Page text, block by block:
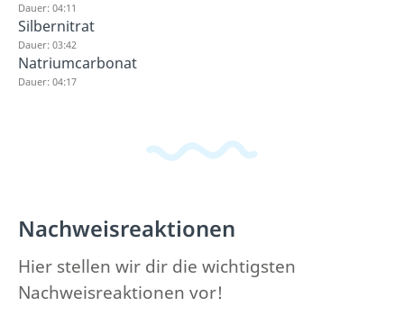
Dauer: 04:11
Silbernitrat
Dauer: 03:42
Natriumcarbonat
Dauer: 04:17
Nachweisreaktionen
Hier stellen wir dir die wichtigsten
Nachweisreaktionen vor!